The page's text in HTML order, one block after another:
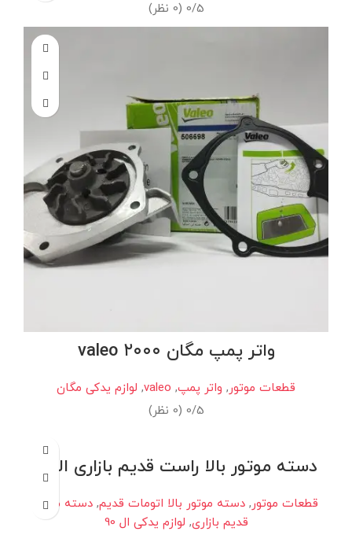
0/5 (0 نظر)
واتر پمپ مگان ۲۰۰۰ valeo
قطعات موتور, واتر پمپ,
valeo
, لوازم یدکی مگان
0/5 (0 نظر)
دسته موتور بالا راست قدیم بازاری النود
قطعات موتور, دسته موتور بالا اتومات قدیم, دسته موتور
قدیم بازاری, لوازم یدکی ال 90